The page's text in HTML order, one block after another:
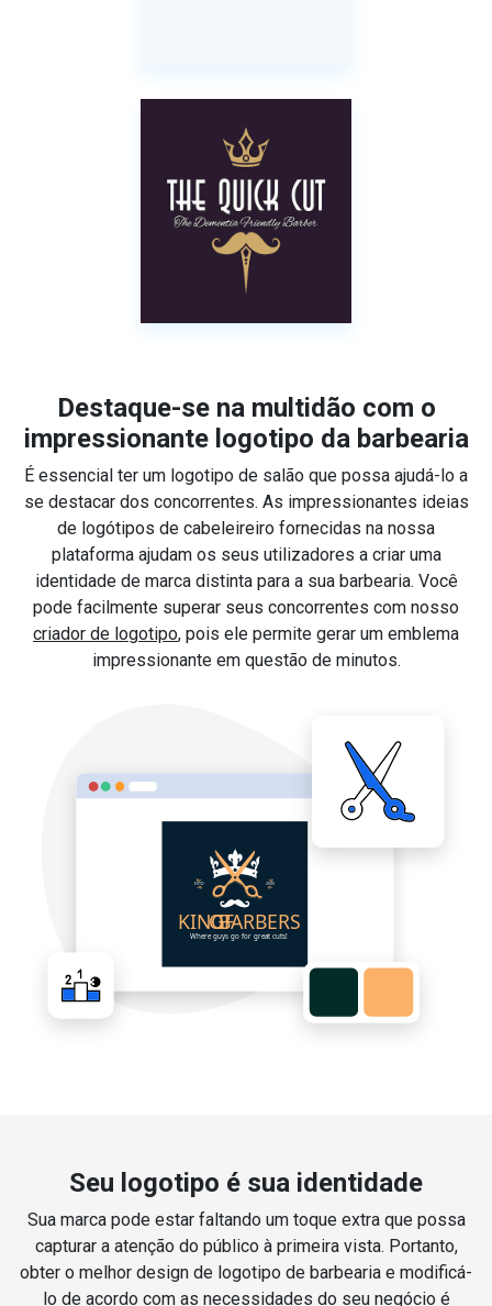
Destaque-se na multidão com o
impressionante logotipo da barbearia
É essencial ter um logotipo de salão que possa ajudá-lo a
se destacar dos concorrentes. As impressionantes ideias
de logótipos de cabeleireiro fornecidas na nossa
plataforma ajudam os seus utilizadores a criar uma
identidade de marca distinta para a sua barbearia. Você
pode facilmente superar seus concorrentes com nosso
criador de logotipo, pois ele permite gerar um emblema
impressionante em questão de minutos.
Seu logotipo é sua identidade
Sua marca pode estar faltando um toque extra que possa
capturar a atenção do público à primeira vista. Portanto,
obter o melhor design de logotipo de barbearia e modificá-
lo de acordo com as necessidades do seu negócio é